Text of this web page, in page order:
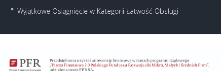
Wyjątkowe Osiągnięcie w Kategorii Łatwość Obsługi